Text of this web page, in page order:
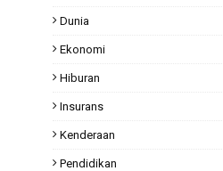
Dunia
Ekonomi
Hiburan
Insurans
Kenderaan
Pendidikan